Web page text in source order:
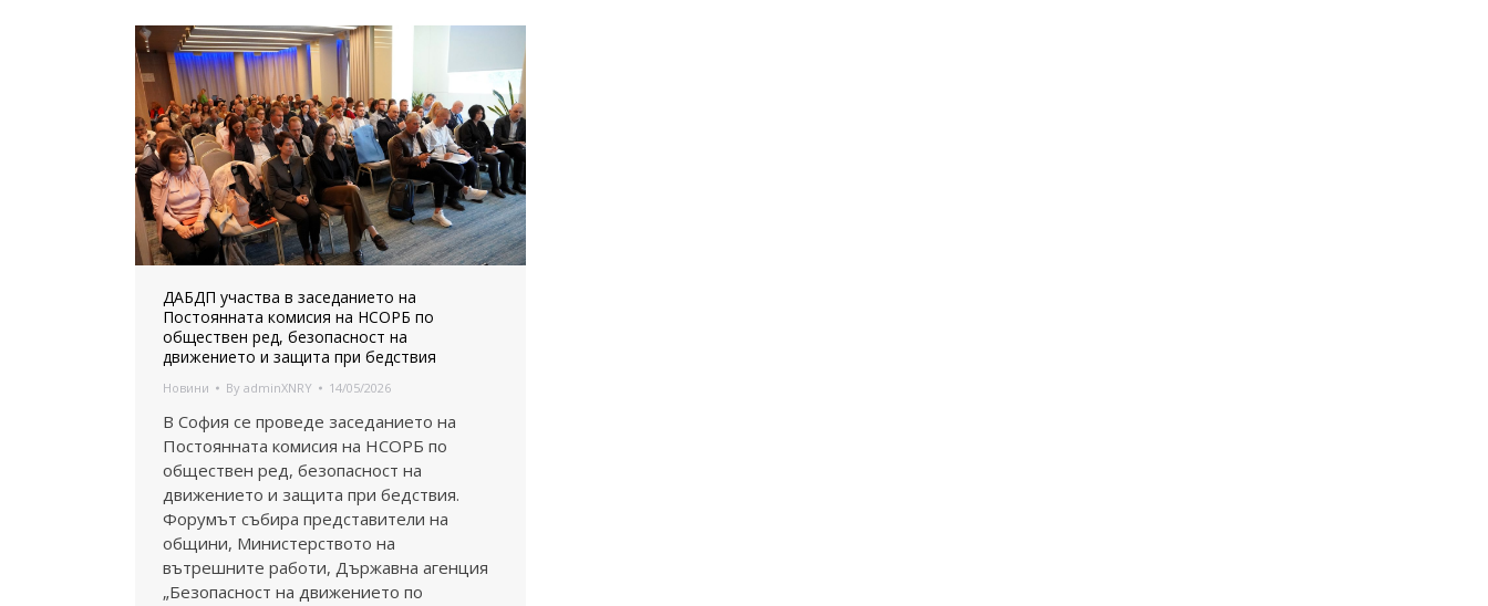
ДАБДП участва в заседанието на
Постоянната комисия на НСОРБ по
обществен ред, безопасност на
движението и защита при бедствия
Новини By adminXNRY 14/05/2026
В София се проведе заседанието на
Постоянната комисия на НСОРБ по
обществен ред, безопасност на
движението и защита при бедствия.
Форумът събира представители на
общини, Министерството на
вътрешните работи, Държавна агенция
„Безопасност на движението по